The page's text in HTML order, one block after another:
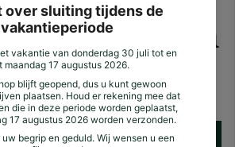
Nog geen reviews
Schrijf een review